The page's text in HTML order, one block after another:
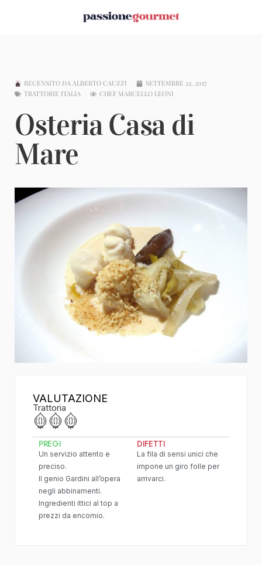
RECENSITO DA ALBERTO CAUZZI
SETTEMBRE 22, 2017
TRATTORIE ITALIA
CHEF MARCELLO LEONI
Osteria Casa di
Mare
VALUTAZIONE
Trattoria
PREGI
Un servizio attento e
preciso.
Il genio Gardini all’opera
negli abbinamenti.
Ingredienti ittici al top a
prezzi da encomio.
DIFETTI
La fila di sensi unici che
impone un giro folle per
arrivarci.